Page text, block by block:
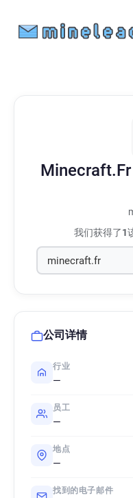
Minecraft.Fr
我们获得了1
公司详情
行业
—
员工
—
地点
—
找到的电子邮件